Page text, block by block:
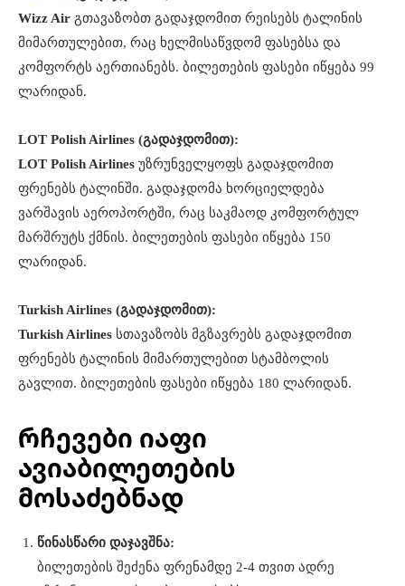
Wizz Air გთავაზობთ გადაჯდომით რეისებს ტალინის
მიმართულებით, რაც ხელმისაწვდომ ფასებსა და
კომფორტს აერთიანებს. ბილეთების ფასები იწყება 99
ლარიდან.
LOT Polish Airlines (გადაჯდომით):
LOT Polish Airlines უზრუნველყოფს გადაჯდომით
ფრენებს ტალინში. გადაჯდომა ხორციელდება
ვარშავის აეროპორტში, რაც საკმაოდ კომფორტულ
მარშრუტს ქმნის. ბილეთების ფასები იწყება 150
ლარიდან.
Turkish Airlines (გადაჯდომით):
Turkish Airlines სთავაზობს მგზავრებს გადაჯდომით
ფრენებს ტალინის მიმართულებით სტამბოლის
გავლით. ბილეთების ფასები იწყება 180 ლარიდან.
რჩევები იაფი
ავიაბილეთების
მოსაძებნად
წინასწარი დაჯავშნა:
ბილეთების შეძენა ფრენამდე 2-4 თვით ადრე